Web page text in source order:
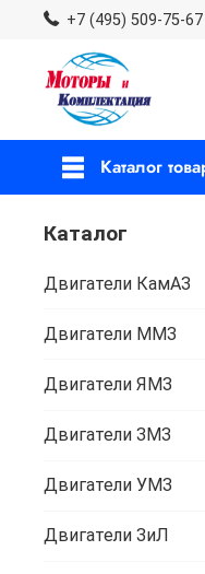
+7 (495) 509-75-67
Каталог
Каталог
Двигатели КамАЗ
Двигатели ММЗ
Двигатели ЯМЗ
Двигатели ЗМЗ
Двигатели УМЗ
Двигатели ЗиЛ